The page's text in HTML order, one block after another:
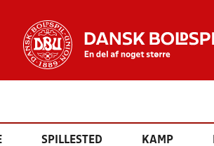
SPILLESTED KAMP